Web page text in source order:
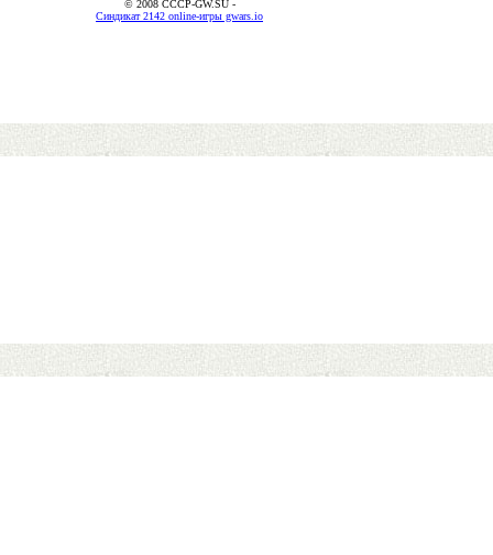
© 2008 CCCP-GW.SU -
Синдикат 2142 online-игры gwars.io